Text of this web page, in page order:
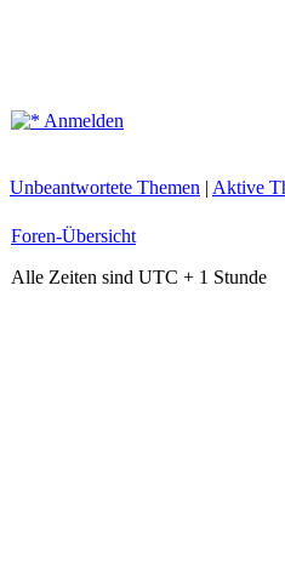
Anmelden
Unbeantwortete Themen | Aktive
Foren-Übersicht
Alle Zeiten sind UTC + 1 Stunde